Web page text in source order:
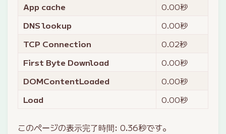
App cache
0.00秒
DNS lookup
0.00秒
TCP Connection
0.02秒
First Byte Download
0.00秒
DOMContentLoaded
0.00秒
Load
0.00秒
このページの表示完了時間: 0.36秒です。